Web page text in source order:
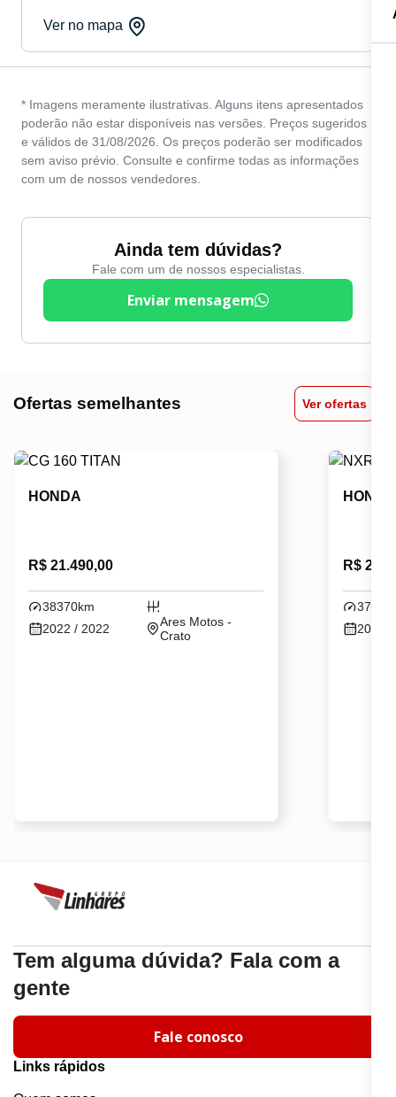
Ver no mapa
* Imagens meramente ilustrativas. Alguns itens apresentados
poderão não estar disponíveis nas versões. Preços sugeridos
e válidos de 31/08/2026. Os preços poderão ser modificados
sem aviso prévio. Consulte e confirme todas as informações
com um de nossos vendedores.
Ainda tem dúvidas?
Fale com um de nossos especialistas.
Enviar mensagem
Ofertas semelhantes Ver ofertas
HONDA
R$ 21.490,00
38370km
2022 / 2022
Ares Motos -
Crato
HONDA
R$
2024 /
Tem alguma dúvida? Fala com a
gente
Fale conosco
Links rápidos